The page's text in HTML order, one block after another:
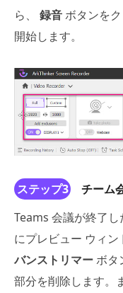
ら、 録音ボタンを
開始します。
ステップ3
チーム
Teams 会議が終了し
にプレビュー ウィ
バンストリマーボタ
部分を削除します。